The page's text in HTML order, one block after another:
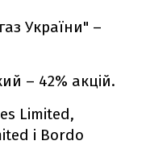
України" –
– 42% акцій.
Limited,
і Bordo